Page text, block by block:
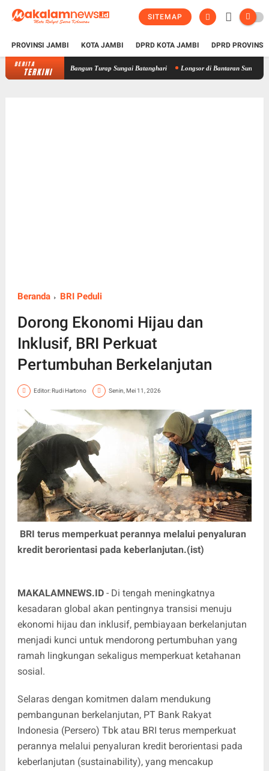
SITEMAP
PROVINSI JAMBI KOTA JAMBI DPRD KOTA JAMBI DPRD
BERITA
TERKINI
Pusat Bangun Turap Sungai Batanghari Longsor di Bantaran Sungai Batanghari
Beranda BRI Peduli
Dorong Ekonomi Hijau dan
Inklusif, BRI Perkuat
Pertumbuhan Berkelanjutan
Editor: Rudi Hartono Senin, Mei 11, 2026
BRI terus memperkuat perannya melalui penyaluran
kredit berorientasi pada keberlanjutan.(ist)
MAKALAMNEWS.ID - Di tengah meningkatnya
kesadaran global akan pentingnya transisi menuju
ekonomi hijau dan inklusif, pembiayaan berkelanjutan
menjadi kunci untuk mendorong pertumbuhan yang
ramah lingkungan sekaligus memperkuat ketahanan
sosial.
Selaras dengan komitmen dalam mendukung
pembangunan berkelanjutan, PT Bank Rakyat
Indonesia (Persero) Tbk atau BRI terus memperkuat
perannya melalui penyaluran kredit berorientasi pada
keberlanjutan (sustainability), yang mencakup